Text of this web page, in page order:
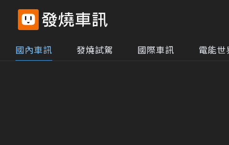
國內車訊 發燒試駕 國際車訊 電能世